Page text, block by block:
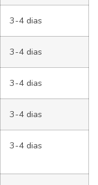
3-4 dias
3-4 dias
3-4 dias
3-4 dias
3-4 dias